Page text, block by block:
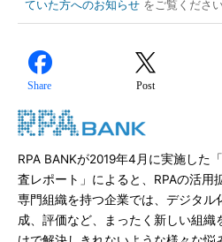
ていた方へのお知らせ をご覧ください
Share Post
RPA BANKが2019年4月に実施した
査レポート」によると、RPAの活用
専門組織を持つ企業では、デジタル
成、評価など、まったく新しい組